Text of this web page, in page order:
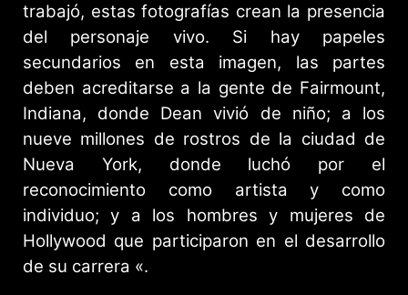
trabajó, estas fotografías crean la presencia
del personaje vivo. Si hay papeles
secundarios en esta imagen, las partes
deben acreditarse a la gente de Fairmount,
Indiana, donde Dean vivió de niño; a los
nueve millones de rostros de la ciudad de
Nueva York, donde luchó por el
reconocimiento como artista y como
individuo; y a los hombres y mujeres de
Hollywood que participaron en el desarrollo
de su carrera «.